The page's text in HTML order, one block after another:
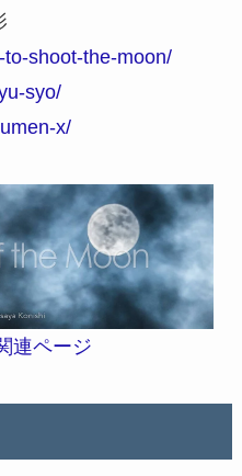
shoot-the-moon/
syo/
x/
連ページ